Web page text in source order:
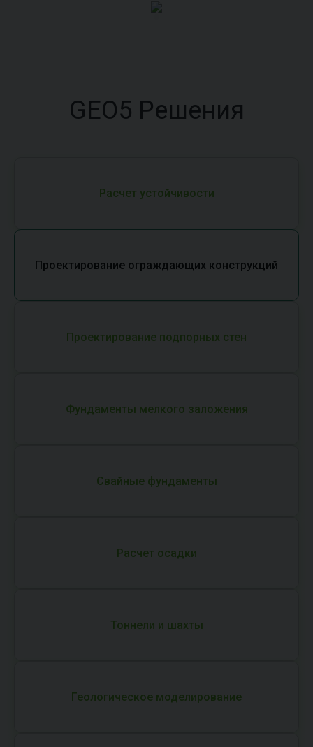
GEO5 Решения
Расчет устойчивости
Проектирование ограждающих конструкций
Проектирование подпорных стен
Фундаменты мелкого заложения
Свайные фундаменты
Расчет осадки
Тоннели и шахты
Геологическое моделирование